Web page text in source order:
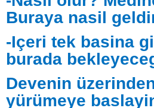
Buraya nasil
-Içeri tek basina
burada
Devenin
yürümeye